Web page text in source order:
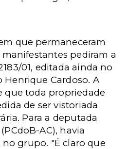
que permaneceram
manifestantes pediram a
01, editada ainda no
Henrique Cardoso. A
que toda propriedade
de ser vistoriada
Para a deputada
AC), havia
no grupo. "É claro que